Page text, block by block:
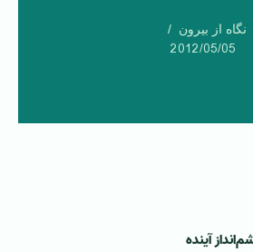
نگاه از بیرون
2012/05/05